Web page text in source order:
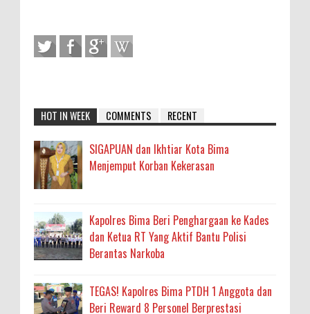
HOT IN WEEK COMMENTS RECENT
SIGAPUAN dan Ikhtiar Kota Bima
Menjemput Korban Kekerasan
Kapolres Bima Beri Penghargaan ke Kades
dan Ketua RT Yang Aktif Bantu Polisi
Berantas Narkoba
TEGAS! Kapolres Bima PTDH 1 Anggota dan
Beri Reward 8 Personel Berprestasi